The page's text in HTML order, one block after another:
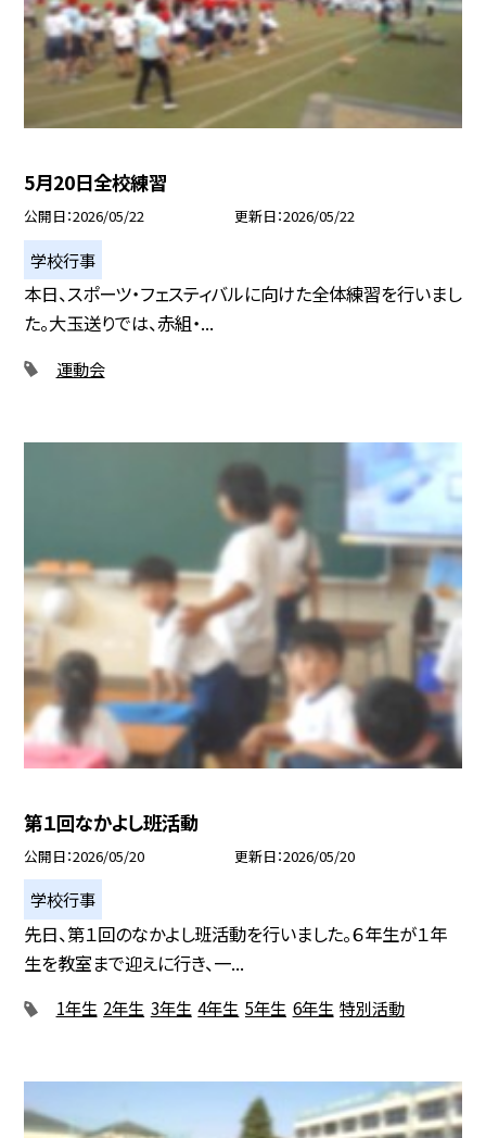
5月20日全校練習
公開日 2026/05/22 更新日 2026/05/22
学校行事
本日、スポーツ・フェスティバルに向けた全体練習を行いまし
た。大玉送りでは、赤組・...
運動会
第１回なかよし班活動
公開日 2026/05/20 更新日 2026/05/20
学校行事
先日、第１回のなかよし班活動を行いました。６年生が１年
生を教室まで迎えに行き、一...
1年生 2年生 3年生 4年生 5年生 6年生 特別活動